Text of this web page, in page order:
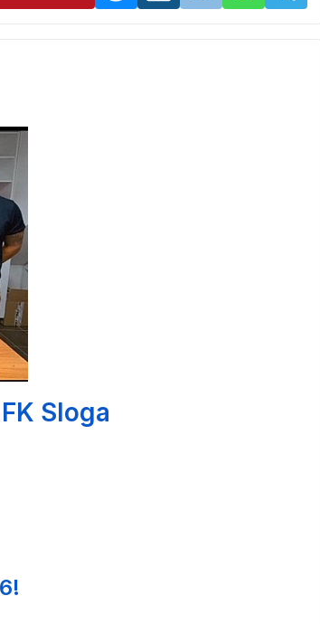
Sloga